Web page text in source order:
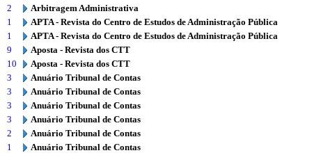
2
Arbitragem Administrativa
1
APTA - Revista do Centro de Estudos de Administração Pública
1
APTA - Revista do Centro de Estudos de Administração Pública
9
Aposta - Revista dos CTT
10
Aposta - Revista dos CTT
3
Anuário Tribunal de Contas
3
Anuário Tribunal de Contas
3
Anuário Tribunal de Contas
3
Anuário Tribunal de Contas
2
Anuário Tribunal de Contas
1
Anuário Tribunal de Contas